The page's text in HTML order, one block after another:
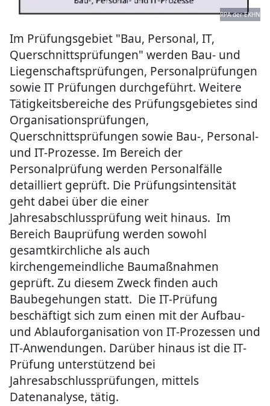
RPA der EKHN
Im Prüfungsgebiet "Bau, Personal, IT,
Querschnittsprüfungen" werden Bau- und
Liegenschaftsprüfungen, Personalprüfungen
sowie IT Prüfungen durchgeführt. Weitere
Tätigkeitsbereiche des Prüfungsgebietes sind
Organisationsprüfungen,
Querschnittsprüfungen sowie Bau-, Personal-
und IT-Prozesse. Im Bereich der
Personalprüfung werden Personalfälle
detailliert geprüft. Die Prüfungsintensität
geht dabei über die einer
Jahresabschlussprüfung weit hinaus. Im
Bereich Bauprüfung werden sowohl
gesamtkirchliche als auch
kirchengemeindliche Baumaßnahmen
geprüft. Zu diesem Zweck finden auch
Baubegehungen statt. Die IT-Prüfung
beschäftigt sich zum einen mit der Aufbau-
und Ablauforganisation von IT-Prozessen und
IT-Anwendungen. Darüber hinaus ist die IT-
Prüfung unterstützend bei
Jahresabschlussprüfungen, mittels
Datenanalyse, tätig.